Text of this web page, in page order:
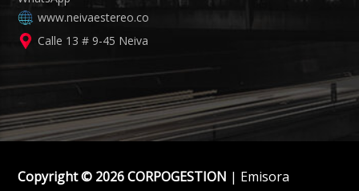
www.neivaestereo.co
Calle 13 # 9-45 Neiva
Copyright © 2026 CORPOGESTION | Emisora